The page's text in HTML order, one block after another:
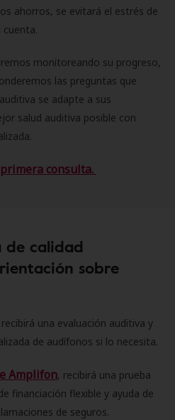
ahorros, se evitará el estrés de
cuenta.
monitoreando su progreso,
las preguntas que
se adapte a sus
salud auditiva posible con
consulta.
calidad
sobre
una evaluación auditiva y
de audífonos si lo necesita.
Amplifon, recibirá una prueba
financiación flexible y ayuda de
de seguros.